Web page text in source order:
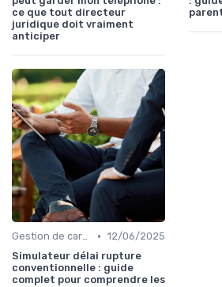
ce que tout directeur
juridique doit vraiment
anticiper
Gestion de carrière • 12/06/2025
Simulateur délai rupture
conventionnelle : guide
complet pour comprendre les